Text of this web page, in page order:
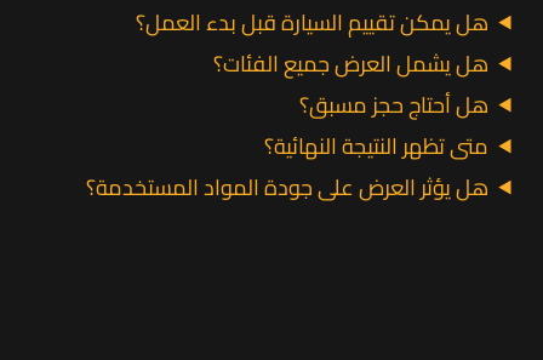
هل يمكن تقييم السيارة قبل بدء العمل؟
هل يشمل العرض جميع الفئات؟
هل أحتاج حجز مسبق؟
متى تظهر النتيجة النهائية؟
هل يؤثر العرض على جودة المواد المستخدمة؟